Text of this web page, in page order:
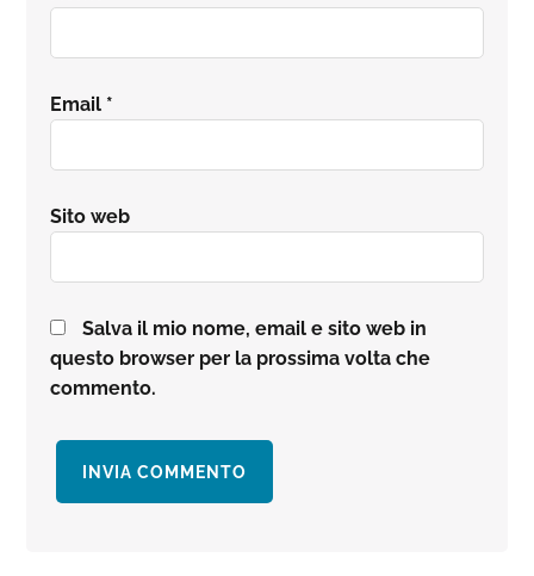
Email *
Sito web
Salva il mio nome, email e sito web in
questo browser per la prossima volta che
commento.